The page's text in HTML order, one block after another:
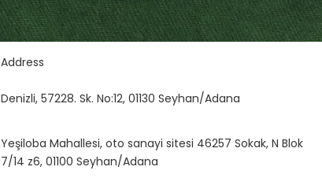
Address
Denizli, 57228. Sk. No:12, 01130 Seyhan/Adana
Yeşiloba Mahallesi, oto sanayi sitesi 46257 Sokak, N Blok
7/14 z6, 01100 Seyhan/Adana